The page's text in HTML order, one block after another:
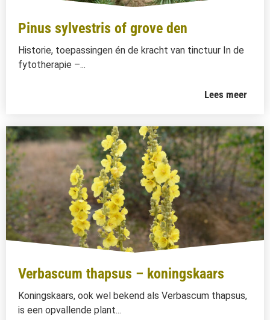
Pinus sylvestris of grove den
Historie, toepassingen én de kracht van tinctuur In de
fytotherapie –...
Lees meer
Verbascum thapsus – koningskaars
Koningskaars, ook wel bekend als Verbascum thapsus,
is een opvallende plant...